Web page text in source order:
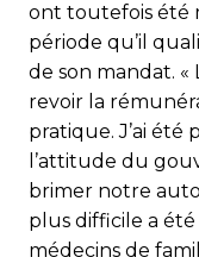
ont toutefois été
période qu’il
de son mandat. «
revoir la
pratique. J’ai
l’attitude du
brimer notre
plus difficile a
médecins de